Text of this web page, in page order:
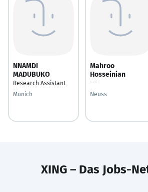
NNAMDI
MADUBUKO
Research Assistant
Munich
Mahroo
Hosseinian
---
Neuss
XING – Das Jobs-